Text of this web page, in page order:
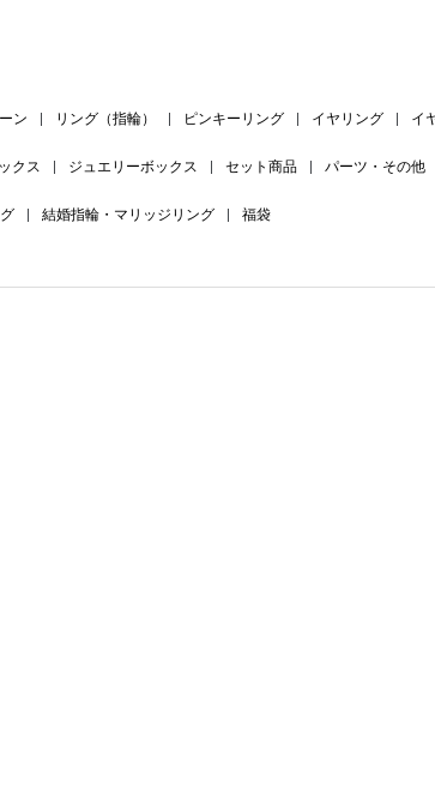
ン リング（指輪） ピンキーリング イヤリング イ
クス ジュエリーボックス セット商品 パーツ・その他
結婚指輪・マリッジリング 福袋